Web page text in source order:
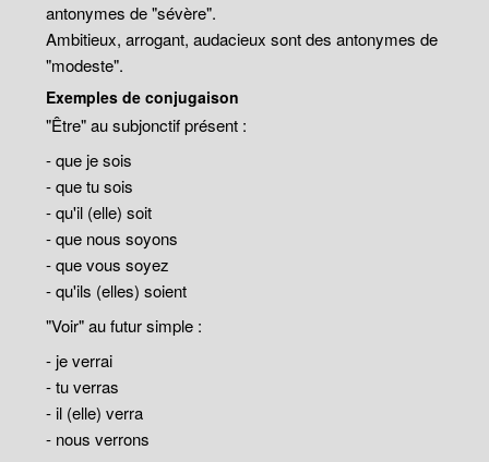
antonymes de "sévère".
Ambitieux, arrogant, audacieux sont des antonymes de
"modeste".
Exemples de conjugaison
"Être" au subjonctif présent :
- que je sois
- que tu sois
- qu'il (elle) soit
- que nous soyons
- que vous soyez
- qu'ils (elles) soient
"Voir" au futur simple :
- je verrai
- tu verras
- il (elle) verra
- nous verrons